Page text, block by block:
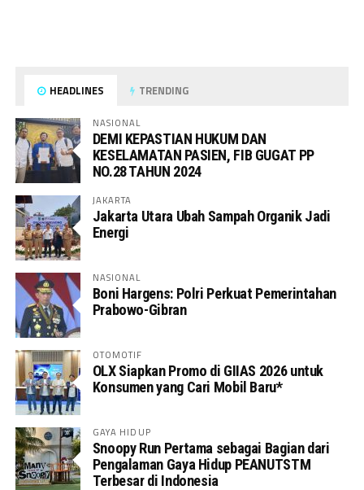
HEADLINES TRENDING
NASIONAL
DEMI KEPASTIAN HUKUM DAN
KESELAMATAN PASIEN, FIB GUGAT PP
NO.28 TAHUN 2024
JAKARTA
Jakarta Utara Ubah Sampah Organik Jadi
Energi
NASIONAL
Boni Hargens: Polri Perkuat Pemerintahan
Prabowo-Gibran
OTOMOTIF
OLX Siapkan Promo di GIIAS 2026 untuk
Konsumen yang Cari Mobil Baru*
GAYA HIDUP
Snoopy Run Pertama sebagai Bagian dari
Pengalaman Gaya Hidup PEANUTSTM
Terbesar di Indonesia